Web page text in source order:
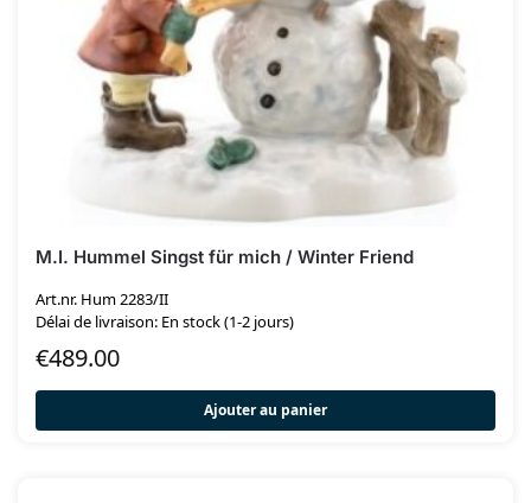
M.I. Hummel Singst für mich / Winter Friend
Art.nr. Hum 2283/II
Délai de livraison: En stock (1-2 jours)
€489.00
Ajouter au panier